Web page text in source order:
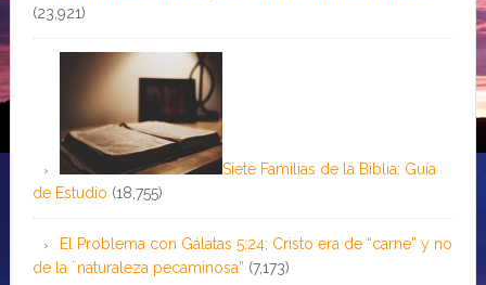
(23,921)
Siete Familias de la Biblia: Guía
de Estudio (18,755)
El Problema con Gálatas 5:24: Cristo era de “carne” y no
de la ¨naturaleza pecaminosa” (7,173)